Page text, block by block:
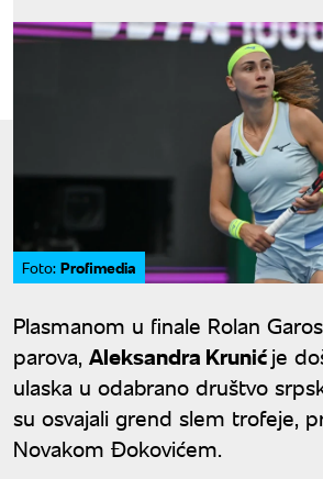
Foto: Profimedia
Plasmanom u finale Rolan
parova, Aleksandra Krunićje
ulaska u odabrano društvo
su osvajali grend slem trofeje,
Novakom Đokovićem.